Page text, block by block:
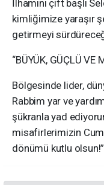
İlhamını çift başlı
kimliğimize yaraşır
getirmeyi
“BÜYÜK, GÜÇLÜ VE
Bölgesinde lider,
Rabbim yar ve
şükranla yad
misafirlerimizin
dönümü kutlu olsun!”